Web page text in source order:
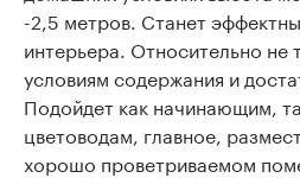
-2,5 метров. Станет
интерьера. Относительно не
условиям содержания и
Подойдет как начинающим,
цветоводам, главное,
хорошо проветриваемом